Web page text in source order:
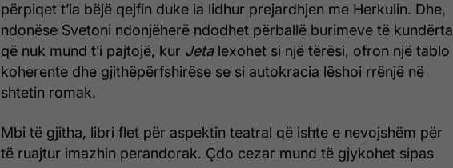
përpiqet t’ia bëjë qejfin duke ia lidhur prejardhjen me Herkulin. Dhe,
ndonëse Svetoni ndonjëherë ndodhet përballë burimeve të kundërta
që nuk mund t’i pajtojë, kur Jetalexohet si një tërësi, ofron një tablo
koherente dhe gjithëpërfshirëse se si autokracia lëshoi rrënjë në
shtetin romak.
Mbi të gjitha, libri flet për aspektin teatral që ishte e nevojshëm për
të ruajtur imazhin perandorak. Çdo cezar mund të gjykohet sipas